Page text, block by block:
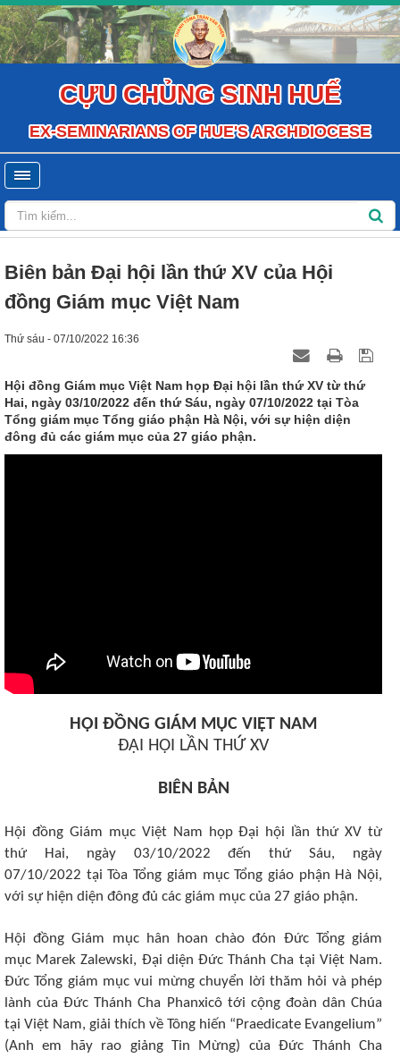
CỰU CHỦNG SINH HUẾ
EX-SEMINARIANS OF HUE'S ARCHDIOCESE
Biên bản Đại hội lần thứ XV của Hội
đồng Giám mục Việt Nam
Thứ sáu - 07/10/2022 16:36
Hội đồng Giám mục Việt Nam họp Đại hội lần thứ XV từ thứ
Hai, ngày 03/10/2022 đến thứ Sáu, ngày 07/10/2022 tại Tòa
Tổng giám mục Tổng giáo phận Hà Nội, với sự hiện diện
đông đủ các giám mục của 27 giáo phận.
HỘI ĐỒNG GIÁM MỤC VIỆT NAM
ĐẠI HỘI LẦN THỨXV
BIÊN BẢN
Hội đồng Giám mục Việt Nam họp Đại hội lần thứ XV từ
thứ
Hai, ngày 03/10/2022 đến thứSáu, ngày
07/10/2022 tại Tòa Tổng giám mụcTổng giáo phận Hà Nội,
với sự hiện diện đông đủ các giám mục của 27 giáo phận.
Hộiđồng Giám mục hân hoan chào đón Đức Tổnggiám
mục Marek Zalewski, Đại diện Đức Thánh Cha tại Việt Nam.
Đức Tổng giám mục vui mừng chuyển lời thăm hỏi và phép
lành của Đức Thánh Cha Phanxicô tới cộng đoàn dân Chúa
tại Việt Nam, giải thích về Tông hiến “Praedicate Evangelium”
(Anh em hãy rao giảng Tin Mừng) của Đức Thánh Cha